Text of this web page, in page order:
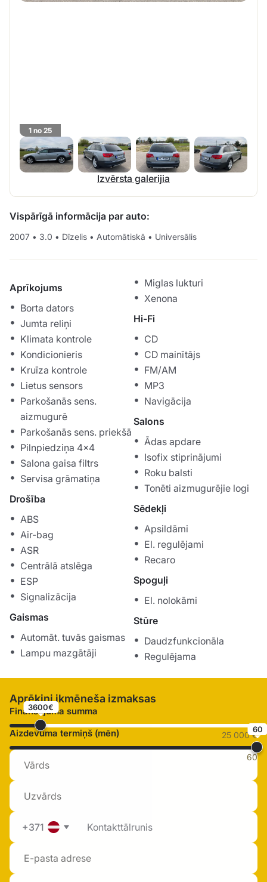
1 no 25
Izvērsta galerijia
Vispārīgā informācija par auto:
2007 • 3.0 • Dīzelis • Automātiskā • Universālis
Aprīkojums
Borta dators
Jumta reliņi
Klimata kontrole
Kondicionieris
Kruīza kontrole
Lietus sensors
Parkošanās sens.
aizmugurē
Parkošanās sens. priekšā
Pilnpiedziņa 4x4
Salona gaisa filtrs
Servisa grāmatiņa
Drošība
ABS
Air-bag
ASR
Centrālā atslēga
ESP
Signalizācija
Gaismas
Automāt. tuvās gaismas
Lampu mazgātāji
Miglas lukturi
Xenona
Hi-Fi
CD
CD mainītājs
FM/AM
MP3
Navigācija
Salons
Ādas apdare
Isofix stiprinājumi
Roku balsti
Tonēti aizmugurējie logi
Sēdekļi
Apsildāmi
El. regulējami
Recaro
Spoguļi
El. nolokāmi
Stūre
Daudzfunkcionāla
Regulējama
Aprēķini ikmēneša izmaksas
Finansējuma summa
3600€
25 000 €
Aizdevuma termiņš (mēn) 60
60
+371